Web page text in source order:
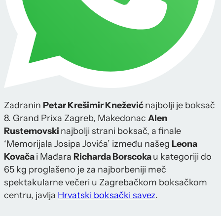
Zadranin Petar Krešimir Kneževićnajbolji je boksač
8. Grand Prixa Zagreb, Makedonac Alen
Rustemovski najbolji strani boksač, a finale
‘Memorijala Josipa Jovića’ između našeg Leona
Kovačai Mađara Richarda Borscokau kategoriji do
65 kg proglašeno je za najborbeniji meč
spektakularne večeri u Zagrebačkom boksačkom
centru, javlja Hrvatski boksački savez.